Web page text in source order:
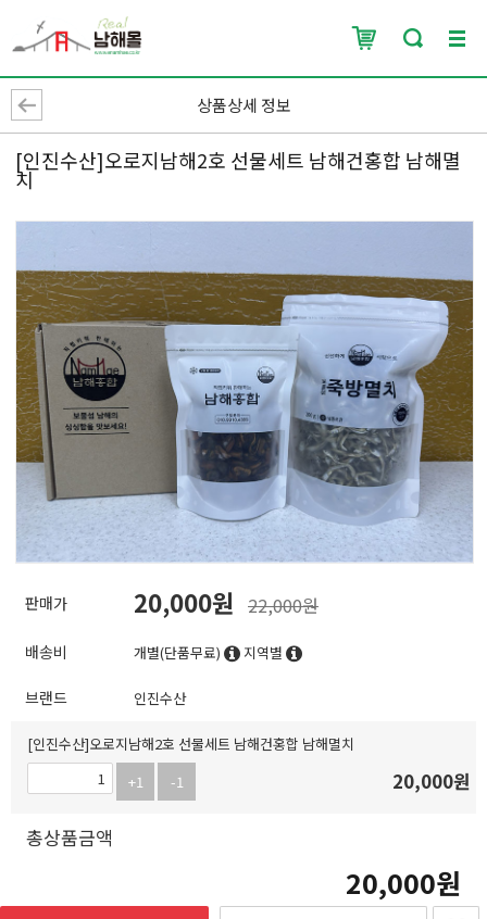
상품상세 정보
[인진수산]오로지남해2호 선물세트 남해건홍합 남해멸
치
판매가 20,000 22,000원
배송비 개별(단품무료) 지역별
브랜드 인진수산
[인진수산]오로지남해2호 선물세트 남해건홍합 남해멸치
+1
-1 20,000원
총상품금액
20,000